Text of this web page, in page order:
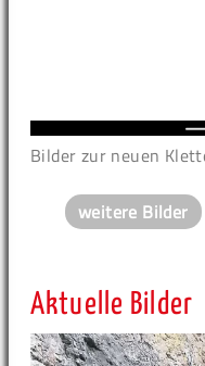
Bilder zur neuen
weitere Bilder
Aktuelle Bilder